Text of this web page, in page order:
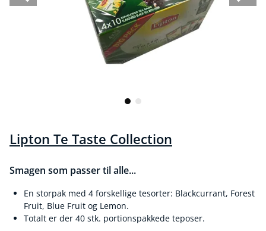
Lipton Te Taste Collection
Smagen som passer til alle...
En storpak med 4 forskellige tesorter: Blackcurrant, Forest
Fruit, Blue Fruit og Lemon.
Totalt er der 40 stk. portionspakkede teposer.